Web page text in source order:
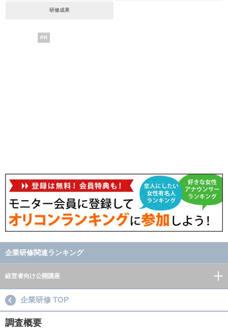
研修成果
PR
企業研修関連ランキング
経営者向け公開講座
企業研修 TOP
調査概要